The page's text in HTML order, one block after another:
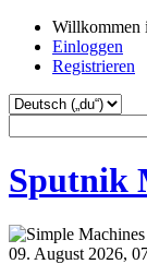
Willkommen
Einloggen
Registrieren
Sputnik
09. August 2026,